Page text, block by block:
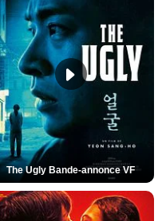
The Ugly Bande-annonce VF